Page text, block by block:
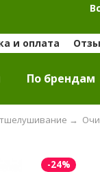
и оплата
По брендам
→
-24%